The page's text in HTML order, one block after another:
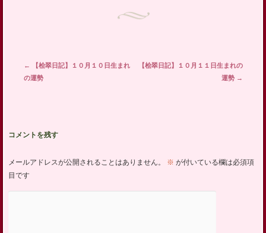
投稿ナビゲーション
←
【桧翠日記】１０月１０日生まれ
の運勢
【桧翠日記】１０月１１日生まれの
運勢 →
コメントを残す
メールアドレスが公開されることはありません。 ※ が付いている欄は必須項
目です